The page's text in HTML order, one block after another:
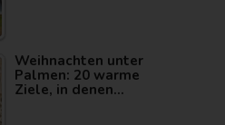
Weihnachten unter
Palmen: 20 warme
Ziele, in denen…